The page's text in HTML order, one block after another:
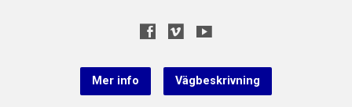
Mer info Vägbeskrivning